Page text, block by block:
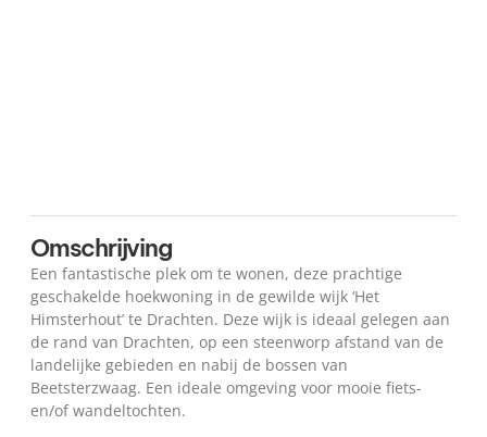
Omschrijving
Een fantastische plek om te wonen, deze prachtige
geschakelde hoekwoning in de gewilde wijk ‘Het
Himsterhout’ te Drachten. Deze wijk is ideaal gelegen aan
de rand van Drachten, op een steenworp afstand van de
landelijke gebieden en nabij de bossen van
Beetsterzwaag. Een ideale omgeving voor mooie fiets-
en/of wandeltochten.